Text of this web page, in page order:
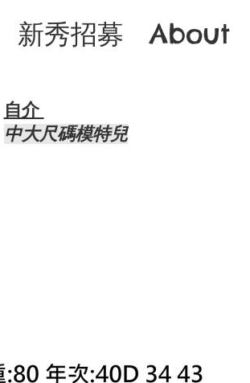
新秀招募 About
自介 ​
中大尺碼模特兒